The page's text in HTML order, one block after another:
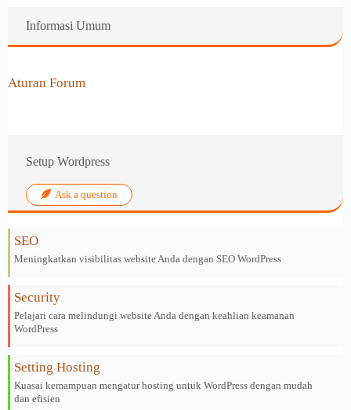
Informasi Umum
Aturan Forum
Setup Wordpress
Ask a question
SEO
Meningkatkan visibilitas website Anda dengan SEO WordPress
Security
Pelajari cara melindungi website Anda dengan keahlian keamanan
WordPress
Setting Hosting
Kuasai kemampuan mengatur hosting untuk WordPress dengan mudah
dan efisien